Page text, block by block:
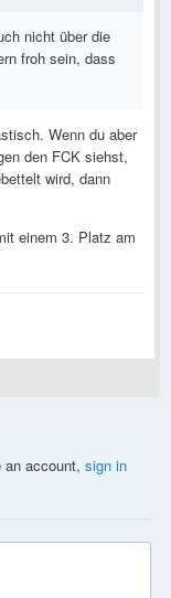
nicht über die
froh sein, dass
Wenn du aber
den FCK siehst,
wird, dann
einem 3. Platz am
an account, sign in